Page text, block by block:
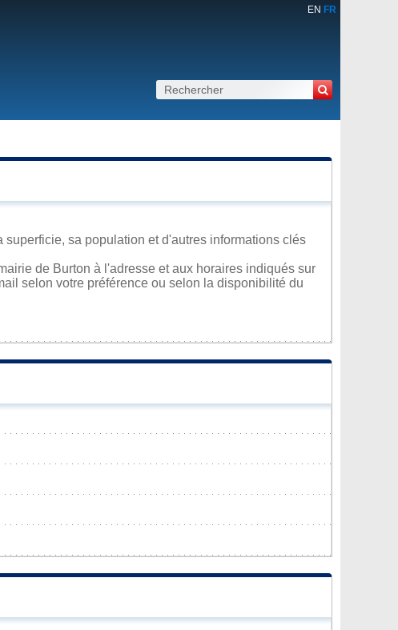
EN FR
sa population et d'autres informations clés
de Burton à l'adresse et aux horaires indiqués sur
selon votre préférence ou selon la disponibilité du